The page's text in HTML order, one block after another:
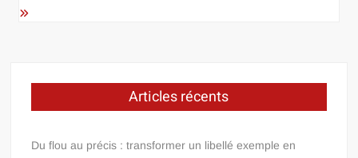
Articles récents
Du flou au précis : transformer un libellé exemple en